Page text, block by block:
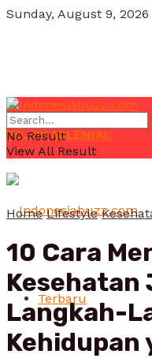
Sunday, August 9, 2026
POJOK MILENIAL
Terbaru
No Result
View All Result
Home Lifestyle
10 Cara
Kesehatan
Langkah-
Kehidupan